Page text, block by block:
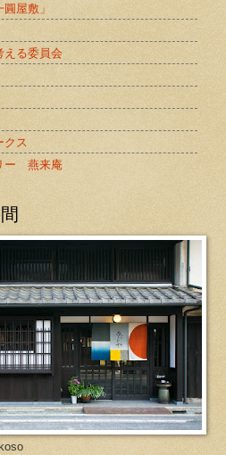
屋敷」
える委員会
クス
ー 燕来庵